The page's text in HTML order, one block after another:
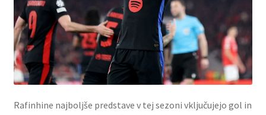
Rafinhine najboljše predstave v tej sezoni vključujejo gol in